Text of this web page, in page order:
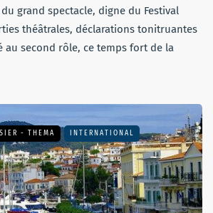
grand spectacle, digne du Festival
théâtrales, déclarations tonitruantes
au second rôle, ce temps fort de la
- THEMA INTERNATIONAL